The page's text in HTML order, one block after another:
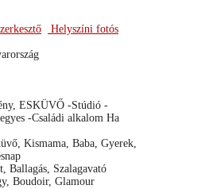
Helyszíni fotós
ESKÜVŐ -Stúdió -
-Családi alkalom Ha
Kismama, Baba, Gyerek,
Ballagás, Szalagavató
Boudoir, Glamour